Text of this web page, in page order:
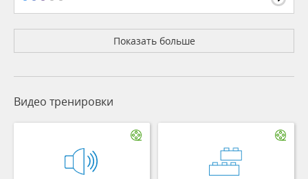
Показать больше
Видео тренировки